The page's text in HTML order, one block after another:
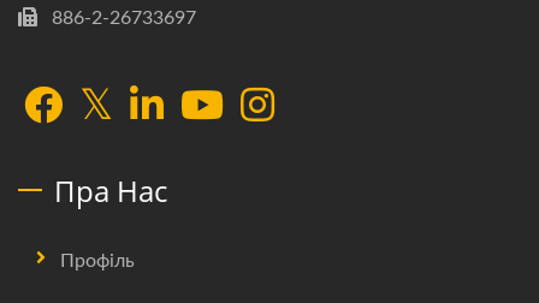
886-2-26733697
Пра Нас
Профіль